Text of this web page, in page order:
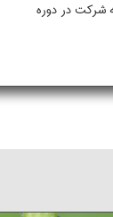
شرکت در دوره